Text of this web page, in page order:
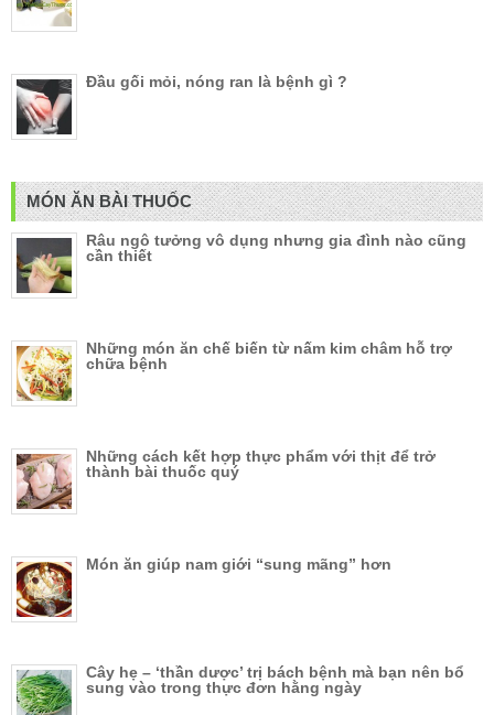
Đầu gối mỏi, nóng ran là bệnh gì ?
MÓN ĂN BÀI THUỐC
Râu ngô tưởng vô dụng nhưng gia đình nào cũng
cần thiết
Những món ăn chế biến từ nấm kim châm hỗ trợ
chữa bệnh
Những cách kết hợp thực phẩm với thịt để trở
thành bài thuốc quý
Món ăn giúp nam giới “sung mãng” hơn
Cây hẹ – ‘thần dược’ trị bách bệnh mà bạn nên bổ
sung vào trong thực đơn hằng ngày